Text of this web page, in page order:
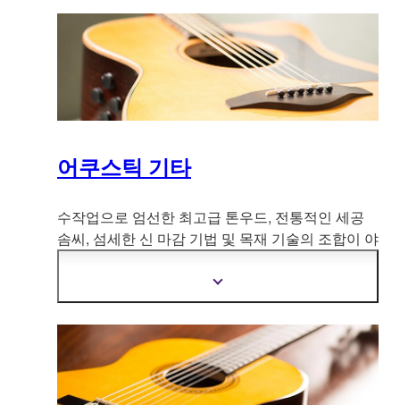
어쿠스틱 기타
수작업으로 엄선한 최고급 톤우드, 전통적인 세공
솜씨, 섬세한 신 마감 기법 및 목재 기술의 조합이 야
성 및 감탄스러운 외관을 제공합니다.
더
자
정
보
보
기